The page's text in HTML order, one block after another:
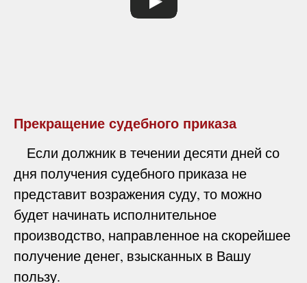
Прекращение судебного приказа
Если должник в течении десяти дней со
дня получения судебного приказа не
представит возражения суду, то можно
будет начинать исполнительное
производство, направленное на скорейшее
получение денег, взысканных в Вашу
пользу.